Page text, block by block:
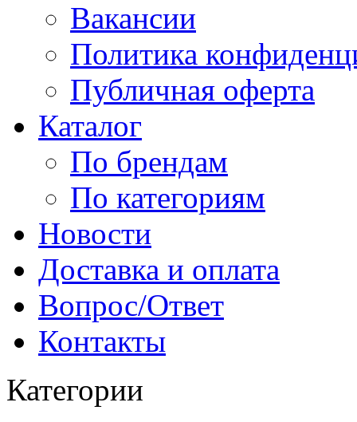
Вакансии
Политика
Публичная оферта
Каталог
По брендам
По категориям
Новости
Доставка и оплата
Вопрос/Ответ
Контакты
Категории